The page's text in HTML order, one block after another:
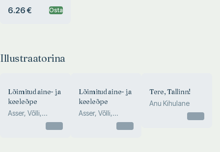
Condemned
6.26 € Osta
Illustraatorina
Lõimitud aine- ja
keeleõpe
Asser, Võlli,
Mehisto, Frigols,
Lõimitud aine- ja
keeleõpe
Asser, Võlli,
Mehisto, Frigols,
Tere, Tallinn!
Anu Kihulane